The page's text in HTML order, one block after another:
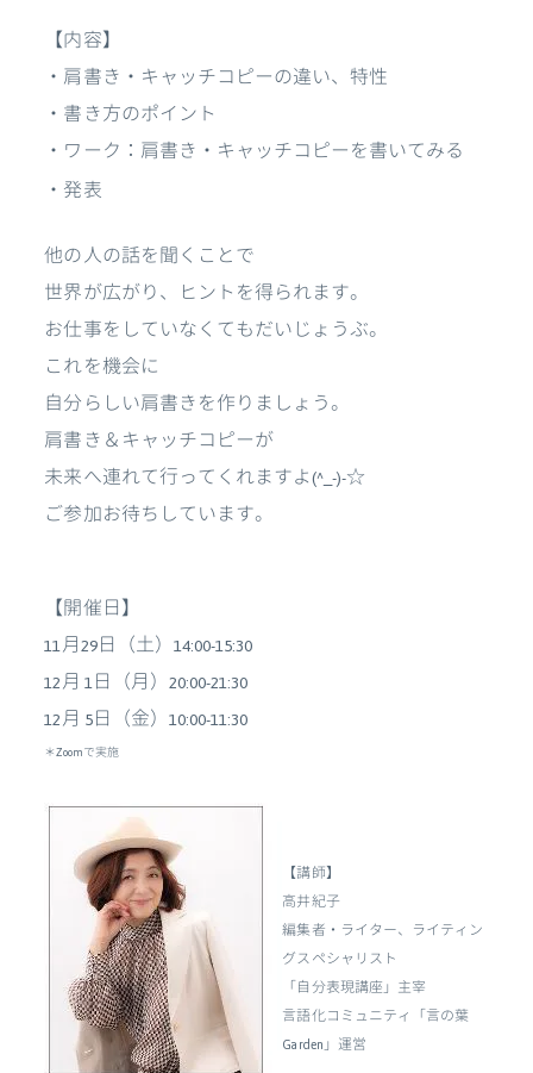
【内容】
・肩書き・キャッチコピーの違い、特性
・書き方のポイント
・ワーク：肩書き・キャッチコピーを書いてみる
・発表
他の人の話を聞くことで
世界が広がり、ヒントを得られます。
お仕事をしていなくてもだいじょうぶ。
これを機会に
自分らしい肩書きを作りましょう。
肩書き＆キャッチコピーが
未来へ連れて行ってくれますよ(^_-)-☆
ご参加お待ちしています。
【開催日】
11月29日（土）14:00-15:30
12月 1日（月）20:00-21:30
12月 5日（金）10:00-11:30
＊Zoomで実施
【講師】
高井紀子
編集者・ライター、ライティン
グスペシャリスト
「自分表現講座」主宰
言語化コミュニティ「言の葉
Garden」運営